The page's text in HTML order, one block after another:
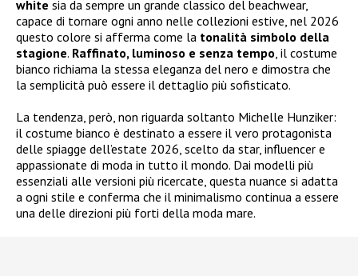
white sia da sempre un grande classico del beachwear,
capace di tornare ogni anno nelle collezioni estive, nel 2026
questo colore si afferma come la tonalità simbolo della
stagione. Raffinato, luminoso e senza tempo, il costume
bianco richiama la stessa eleganza del nero e dimostra che
la semplicità può essere il dettaglio più sofisticato.
La tendenza, però, non riguarda soltanto Michelle Hunziker:
il costume bianco è destinato a essere il vero protagonista
delle spiagge dell’estate 2026, scelto da star, influencer e
appassionate di moda in tutto il mondo. Dai modelli più
essenziali alle versioni più ricercate, questa nuance si adatta
a ogni stile e conferma che il minimalismo continua a essere
una delle direzioni più forti della moda mare.